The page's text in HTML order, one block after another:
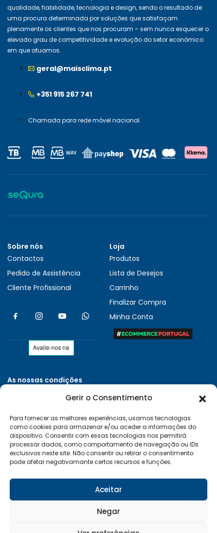
Gerir o Consentimento
Para fornecer as melhores experiências, usamos tecnologias
como cookies para armazenar e/ou aceder a informações do
dispositivo. Consentir com essas tecnologias nos permitirá
processar dados, como comportamento de navegação ou IDs
exclusivos neste site. Não consentir ou retirar o consentimento
pode afetar negativamante certos recursos e funções.
Aceitar
Negar
qualidade, fiabilidade, tecnologia e design, sendo o resultado de
uma procura determinada por soluções que satisfaçam
plenamente os clientes que nos procuram – sem nunca esquecer o
elevado grau de competitividade e evolução do setor económico
em que atuamos.
geral@maisclima.pt
+351 915 267 741
Chamada para rede móvel nacional.
Sobre nós
Contactos
Pedido de Assistência
Cliente Profissional
Loja
Produtos
Lista de Desejos
Carrinho
Finalizar Compra
Minha Conta
As nossas condições
Políticas de Privacidade
Entregas e Devoluções
Livro de Reclamações
RAL e RLL
Klarna FAQ
Sequra
Desenvolvido por:Vítor Carneiro